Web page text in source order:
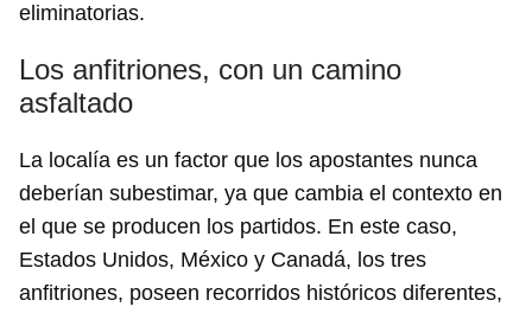
eliminatorias.
Los anfitriones, con un camino
asfaltado
La localía es un factor que los apostantes nunca
deberían subestimar, ya que cambia el contexto en
el que se producen los partidos. En este caso,
Estados Unidos, México y Canadá, los tres
anfitriones, poseen recorridos históricos diferentes,